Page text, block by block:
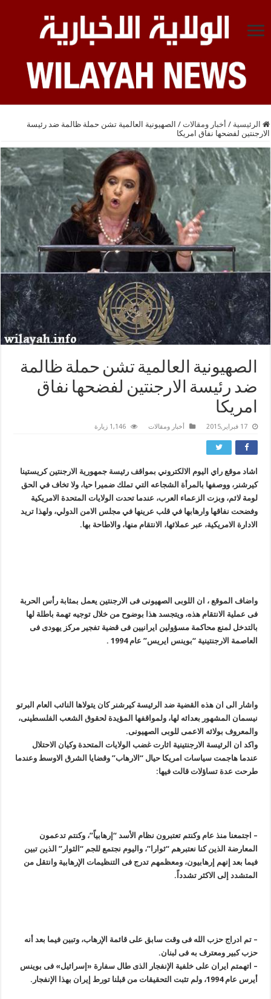
الرئيسية / أخبار ومقالات / الصهيونية العالمية تشن حملة ظالمة ضد رئيسة
الارجنتين لفضحها نفاق امريكا
الصهيونية العالمية تشن حملة ظالمة
ضد رئيسة الارجنتين لفضحها نفاق
امريكا
17 فبراير,2015 أخبار ومقالات 1,146 زيارة
اشاد موقع راي اليوم الالكتروني بمواقف رئيسة جمهورية الارجنتين كريستينا
كيرشنر، ووصفها بالمرأة الشجاعه التي تملك ضميرا حيا، ولا تخاف في الحق
لومة لائم، وبزت الزعماء العرب، عندما تحدت الولايات المتحدة الامريكية
وفضحت نفاقها وارهابها في قلب عرينها في مجلس الامن الدولي، ولهذا تريد
الادارة الامريكية، عبر عملائها، الانتقام منها، والاطاحة بها.
واضاف الموقع ، ان اللوبی الصهیونی فی الارجنتین یعمل بمثابة رأس الحربة
فی عملیة الانتقام هذه، ویتجسد هذا بوضوح من خلال توجیه تهمة باطلة لها
بالتدخل لمنع محاکمة مسؤولین ایرانیین فی قضیة تفجیر مرکز یهودی فی
العاصمة الارجنتینیة “بوینس ایریس” عام 1994 .
واشار الى ان هذه القضیة ضد الرئیسة کیرشنر کان یتولاها النائب العام البرتو
نیسمان المشهور بعدائه لها، ولمواقفها المؤیدة لحقوق الشعب الفلسطینی،
والمعروف بولائه الاعمى للوبی الصهیونی.
واکد ان الرئیسة الارجنتینیة اثارت غضب الولایات المتحدة وکیان الاحتلال
عندما هاجمت سیاسات امریکا حیال “الارهاب” وقضایا الشرق الاوسط وعندما
طرحت عدة تساؤلات قالت فیها:
– اجتمعنا منذ عام وکنتم تعتبرون نظام الأسد “إرهابیاً”، وکنتم تدعمون
المعارضة الذین کنا نعتبرهم “ثوارا”، والیوم نجتمع للجم “الثوار” الذین تبین
فیما بعد إنهم إرهابیون، ومعظمهم تدرج فی التنظیمات الإرهابیة وانتقل من
المتشدد إلى الاکثر تشدداً.
– تم ادراج حزب الله فی وقت سابق على قائمة الإرهاب، وتبین فیما بعد أنه
حزب کبیر ومعترف به فی لبنان.
– اتهمتم ایران على خلفیة الإنفجار الذی طال سفارة «إسرائیل» فی بوینس
أیرس عام 1994، ولم تثبت التحقیقات من قبلنا تورط إیران بهذا الإنفجار.